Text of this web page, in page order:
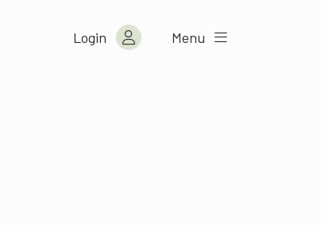
Login Menu